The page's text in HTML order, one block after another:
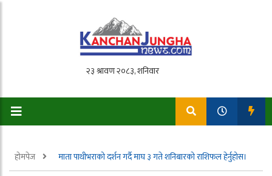
होमपेज माता पाथीभराको दर्शन गर्दै माघ ३ गते शनिबारको राशिफल हेर्नुहोस।